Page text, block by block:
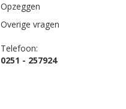
Opzeggen
Overige vragen
Telefoon:
0251 - 257924